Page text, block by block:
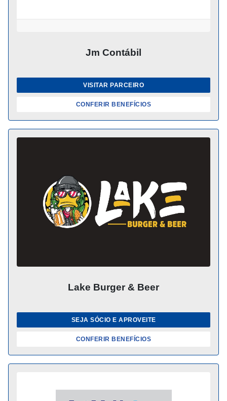
Jm Contábil
VISITAR PARCEIRO
CONFERIR BENEFÍCIOS
Lake Burger & Beer
SEJA SÓCIO E APROVEITE
CONFERIR BENEFÍCIOS